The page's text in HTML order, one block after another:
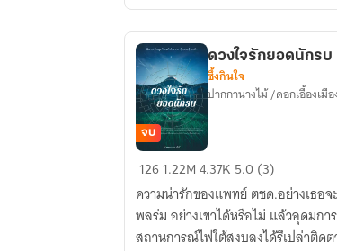
รัก
ดวงใจ
ยอด
นักรบ
จบ
ดวงใจรักยอดนักรบ
ซึ้งกินใจ
ปากกานางไม้ /ดอกเอื้องเมื
1261.22M4.37K 5.0 (3)
ความน่ารักของแพทย์ ตชด.อย่างเธอ
พลร่ม อย่างเขาได้หรือไม่ แล้วอุดมก
สถานการณ์ไฟใต้สงบลงได้รึเปล่าติด